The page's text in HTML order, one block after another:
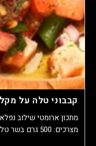
קבבוני טלה על
מתכון ארומטי שילוב
מצרכים: 500 גרם בשר טלה טחון מומלץ לשלב בו מעט…